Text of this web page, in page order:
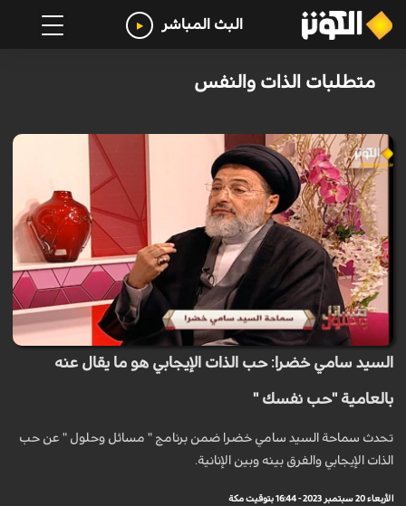
البث المباشر
متطلبات الذات والنفس
السيد سامي خضرا: حب الذات الإيجابي هو ما يقال عنه
بالعامية "حب نفسك "
تحدث سماحة السيد سامي خضرا ضمن برنامج " مسائل وحلول " عن حب
الذات الإيجابي والفرق بينه وبين الإنانية.
الأربعاء 20 سبتمبر 2023 - 16:44 بتوقيت مكة